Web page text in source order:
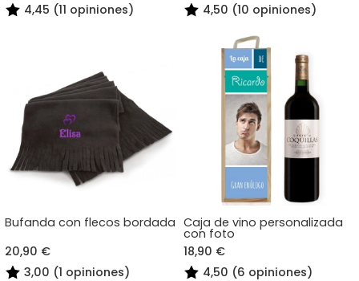
4,45 (11 opiniones)
4,50 (10 opiniones)
Bufanda con flecos bordada
20,90 €
3,00 (1 opiniones)
Caja de vino personalizada
con foto
18,90 €
4,50 (6 opiniones)